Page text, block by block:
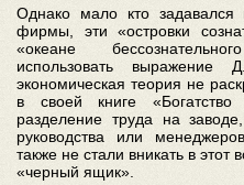
Однако мало кто задавался
фирмы, эти «островки
«океане
использовать выражение
экономическая теория не
в своей книге
разделение труда на
руководства или
также не стали вникать в
«черный ящик».